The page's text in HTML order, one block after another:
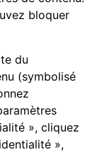
bloquer
du
(symbolisé
», cliquez
»,